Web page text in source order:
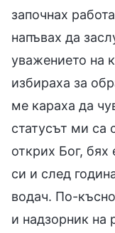
започнах
напъвах да
уважението на
избираха за
ме караха да
статусът ми са
открих Бог,
си и след
водач. По-
и надзорник на